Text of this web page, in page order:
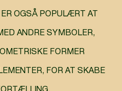
OGSÅ POPULÆRT AT
ANDRE SYMBOLER,
FORMER
FOR AT SKABE